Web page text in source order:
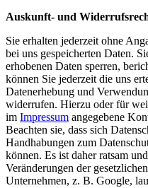
Auskunft- und
Sie erhalten jederzeit ohne
bei uns gespeicherten Daten.
erhobenen Daten sperren,
können Sie jederzeit die uns
Datenerhebung und
widerrufen. Hierzu oder für
im Impressum angegebene
Beachten sie, dass sich
Handhabungen zum
können. Es ist daher ratsam
Veränderungen der
Unternehmen, z. B. Google,